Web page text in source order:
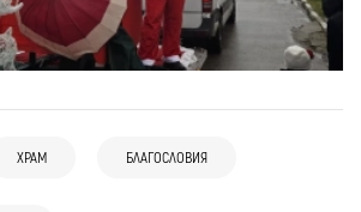
ХРАМ БЛАГОСЛОВИЯ